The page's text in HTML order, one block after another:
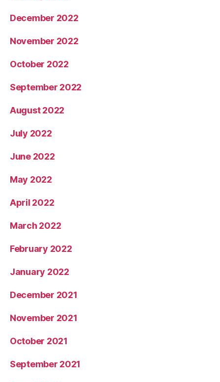
December 2022
November 2022
October 2022
September 2022
August 2022
July 2022
June 2022
May 2022
April 2022
March 2022
February 2022
January 2022
December 2021
November 2021
October 2021
September 2021